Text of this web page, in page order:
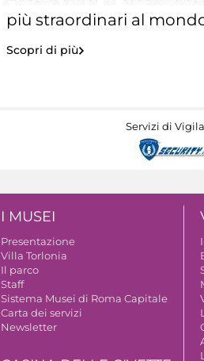
più straordinari al
Scopri di più
Servizi di
I MUSEI
Presentazione
Villa Torlonia
Il parco
Staff
Sistema Musei di Roma Capitale
Carta dei servizi
Newsletter